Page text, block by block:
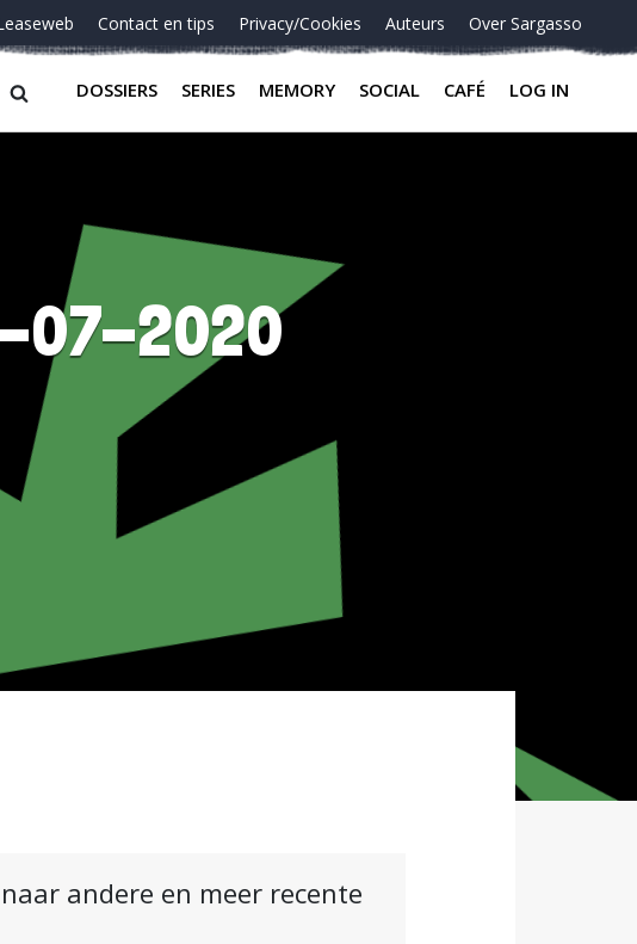
Contact en tips Privacy/Cookies Auteurs Over Sargasso
DOSSIERS SERIES MEMORY SOCIAL CAFÉ LOG IN
07-2020
andere en meer recente